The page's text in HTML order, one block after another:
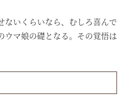
ないくらいなら、むしろ喜んで
ウマ娘の礎となる。その覚悟は